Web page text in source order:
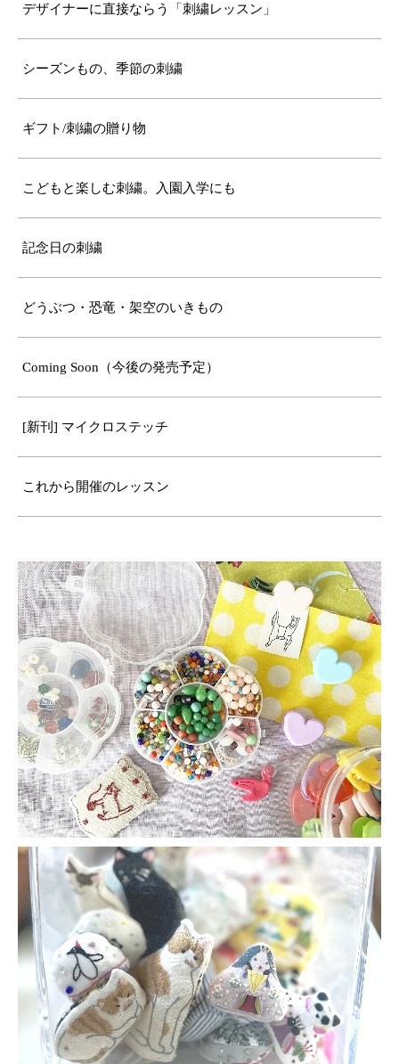
デザイナーに直接ならう「刺繍レッスン」
シーズンもの、季節の刺繍
ギフト/刺繍の贈り物
こどもと楽しむ刺繍。入園入学にも
記念日の刺繍
どうぶつ・恐竜・架空のいきもの
Coming Soon（今後の発売予定）
[新刊] マイクロステッチ
これから開催のレッスン